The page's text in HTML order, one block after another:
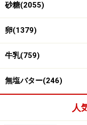
砂糖(2055)
卵(1379)
牛乳(759)
無塩バター(246)
人